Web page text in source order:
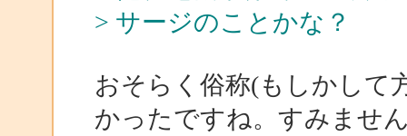
> サージのことかな？
おそらく俗称(もしかして
かったですね。すみませ